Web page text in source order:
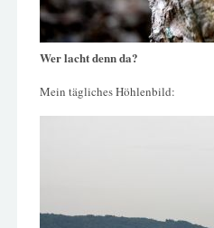
Wer lacht denn da?
Mein tägliches Höhlenbild: